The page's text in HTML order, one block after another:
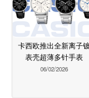
卡西欧推出全新离子
表壳超薄多针手表
06/02/2026